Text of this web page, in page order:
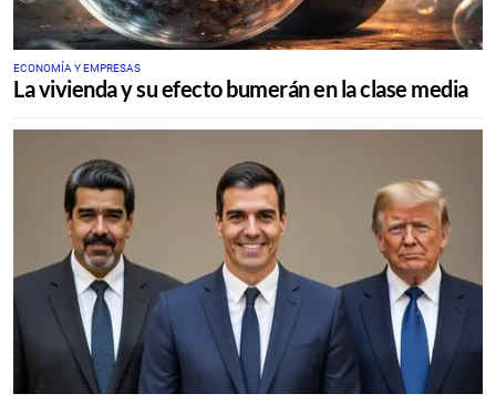
ECONOMÍA Y EMPRESAS
La vivienda y su efecto bumerán en la clase media